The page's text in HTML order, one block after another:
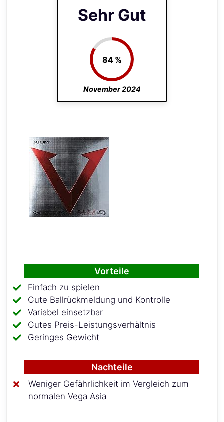
Sehr Gut
84 %
November 2024
Vorteile
Einfach zu spielen
Gute Ballrückmeldung und Kontrolle
Variabel einsetzbar
Gutes Preis-Leistungsverhältnis
Geringes Gewicht
Nachteile
Weniger Gefährlichkeit im Vergleich zum
normalen Vega Asia